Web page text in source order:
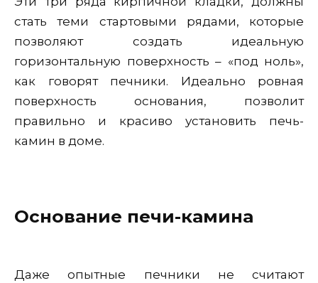
стать теми стартовыми рядами, которые
позволяют создать идеальную
горизонтальную поверхность – «под ноль»,
как говорят печники. Идеально ровная
поверхность основания, позволит
правильно и красиво установить печь-
камин в доме.
Основание печи-камина
Даже опытные печники не считают